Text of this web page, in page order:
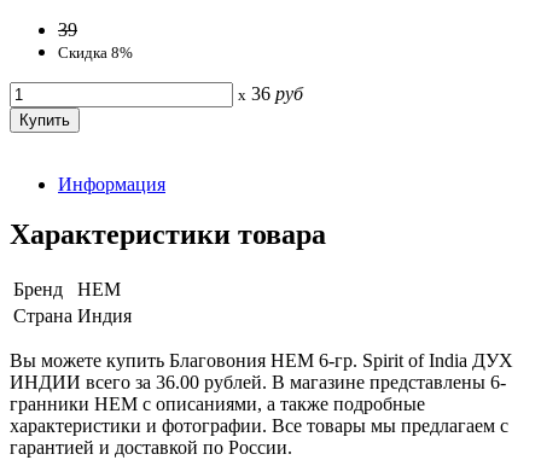
39
Скидка 8%
x 36 руб
Информация
Характеристики товара
Бренд
HEM
Страна Индия
Вы можете купить Благовония HEM 6-гр. Spirit of India ДУХ
ИНДИИ всего за 36.00 рублей. В магазине представлены 6-
гранники HEM с описаниями, а также подробные
характеристики и фотографии. Все товары мы предлагаем с
гарантией и доставкой по России.